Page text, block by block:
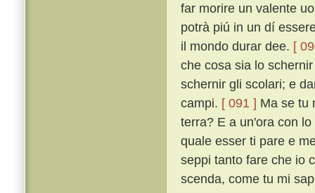
far morire un valente
potrà piú in un dí
il mondo durar dee. [
che cosa sia lo
schernir gli scolari; e
campi. [ 091 ] Ma se tu
terra? E a un'ora con
quale esser ti pare e
seppi tanto fare che io
scenda, come tu mi